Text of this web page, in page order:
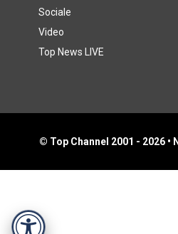
Sociale
Video
Top News LIVE
© Top Channel 2001 - 2026